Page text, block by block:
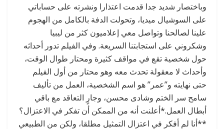
وباختصار شديد جدا قدمت اعتذارا ونشرته على حساباتي
على السوشيال ميديا، وتحولت الدفة بالكامل من الهجوم
علينا لصالحنا وتواصل معي إعلاميون كثر من ليبيا
وشكروني على استجابتنا السريعة. وفي الفيلم تدور أحداثه
حول شخصية تقع في مواقف كثيرة ومحتار طوال الوقت،
وأحداث لا معقولة تحدث معه وهو محتار من أول الفيلم
حتى نهايته و”عمر” هو اسم الشخصية، العمل من تأليف
سامح سر الختم وشادى محسن، وجارٍ التعاقد مع باقي
أبطال العمل.*أعلنت أنه من الممكن أن تفكر في الاعتزال؟
**أنا لم أفكر في اعتزال التمثيل مطلقا، ولكن من الطبيعي